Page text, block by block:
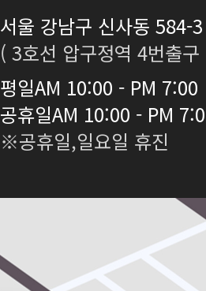
서울 강남구 신사동 584-
( 3호선 압구정역 4번출
평일AM 10:00 - PM 7:00
공휴일AM 10:00 - PM
※공휴일,일요일 휴진